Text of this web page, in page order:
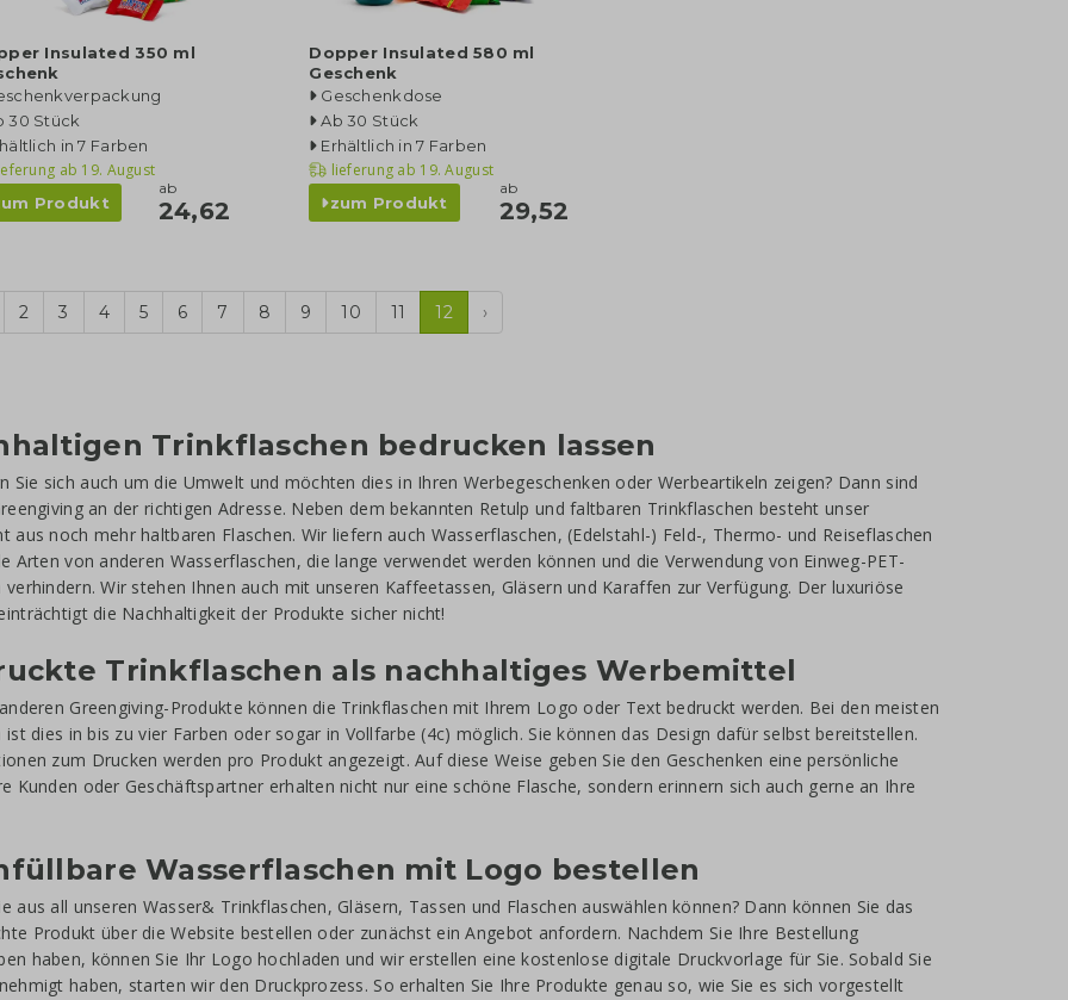
Insulated 350 ml
30 Stück
in 7 Farben
ab 19. August
Produkt
ab
24,62
Dopper Insulated 580 ml
Geschenk
Geschenkdose
Ab 30 Stück
Erhältlich in 7 Farben
lieferung ab 19. August
zum Produkt
ab
29,52
2 3 4 5 6 7 8 9 10 11 12 ›
Trinkflaschen bedrucken lassen
Sie sich auch um die Umwelt und möchten dies in Ihren Werbegeschenken oder Werbeartikeln zeigen? Dann sind
an der richtigen Adresse. Neben dem bekannten Retulp und faltbaren Trinkflaschen besteht unser
aus noch mehr haltbaren Flaschen. Wir liefern auch Wasserflaschen, (Edelstahl-) Feld-, Thermo- und Reiseflaschen
Arten von anderen Wasserflaschen, die lange verwendet werden können und die Verwendung von Einweg-PET-
verhindern. Wir stehen Ihnen auch mit unseren Kaffeetassen, Gläsern und Karaffen zur Verfügung. Der luxuriöse
die Nachhaltigkeit der Produkte sicher nicht!
Trinkflaschen als nachhaltiges Werbemittel
Greengiving-Produkte können die Trinkflaschen mit Ihrem Logo oder Text bedruckt werden. Bei den meisten
ist dies in bis zu vier Farben oder sogar in Vollfarbe (4c) möglich. Sie können das Design dafür selbst bereitstellen.
zum Drucken werden pro Produkt angezeigt. Auf diese Weise geben Sie den Geschenken eine persönliche
Kunden oder Geschäftspartner erhalten nicht nur eine schöne Flasche, sondern erinnern sich auch gerne an Ihre
Wasserflaschen mit Logo bestellen
aus all unseren Wasser& Trinkflaschen, Gläsern, Tassen und Flaschen auswählen können? Dann können Sie das
Produkt über die Website bestellen oder zunächst ein Angebot anfordern. Nachdem Sie Ihre Bestellung
haben, können Sie Ihr Logo hochladen und wir erstellen eine kostenlose digitale Druckvorlage für Sie. Sobald Sie
haben, starten wir den Druckprozess. So erhalten Sie Ihre Produkte genau so, wie Sie es sich vorgestellt